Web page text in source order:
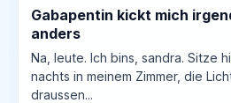
Gabapentin kickt mich
anders
Na, leute. Ich bins, sandra. Sitze
nachts in meinem Zimmer, die
draussen...